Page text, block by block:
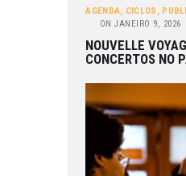
AGENDA, CICLOS ,
ON JANEIRO 9, 2026
NOUVELLE
CONCERTOS NO